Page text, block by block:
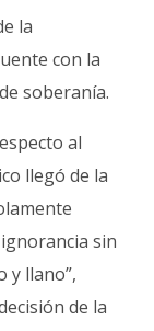
la
con la
soberanía.
al
llegó de la
sin
y llano”,
de la